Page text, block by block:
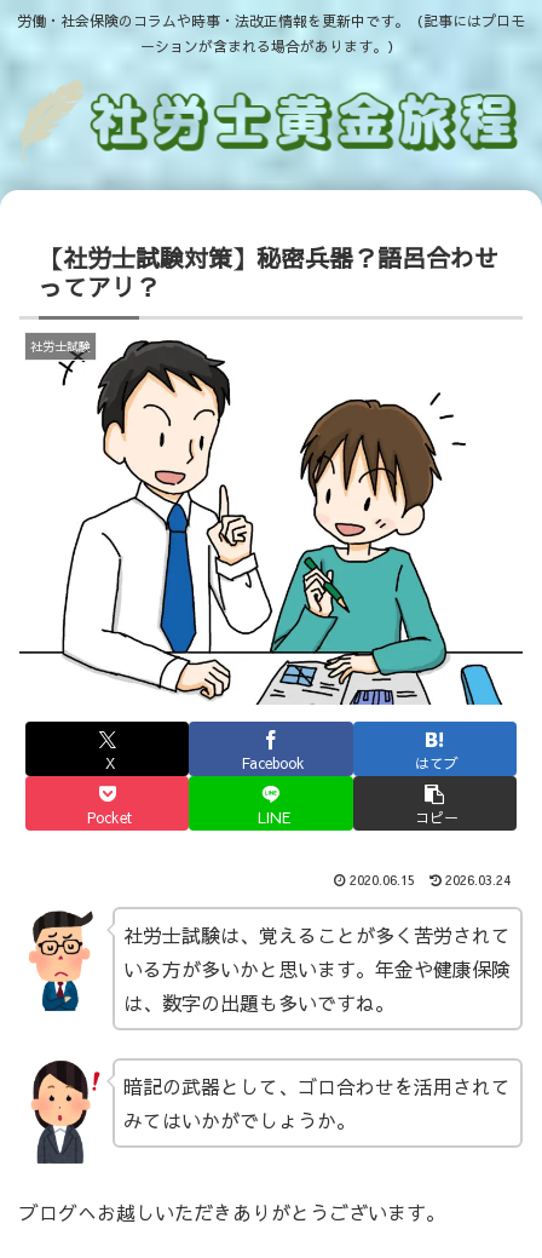
労働・社会保険のコラムや時事・法改正情報を更新中です。（記事にはプロモ
ーションが含まれる場合があります。）
【社労士試験対策】秘密兵器？語呂合わせ
ってアリ？
社労士試験
X Facebook はてブ
Pocket LINE コピー
2020.06.15 2026.03.24
社労士試験は、覚えることが多く苦労されて
いる方が多いかと思います。年金や健康保険
は、数字の出題も多いですね。
暗記の武器として、ゴロ合わせを活用されて
みてはいかがでしょうか。
ブログへお越しいただきありがとうございます。